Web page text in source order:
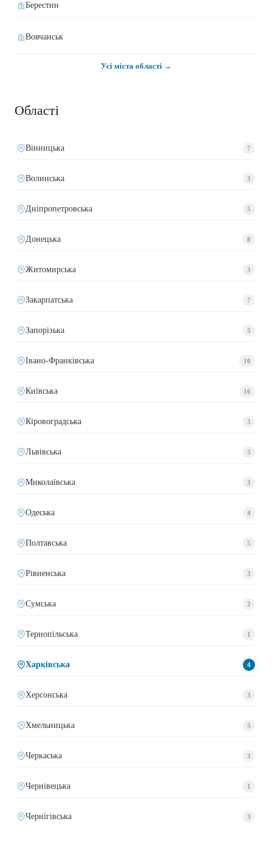
Берестин
Вовчанськ
Усі міста області →
Області
Вінницька 7
Волинська 3
Дніпропетровська 5
Донецька 8
Житомирська 3
Закарпатська 7
Запорізька 5
Івано-Франківська 10
Київська 16
Кіровоградська 3
Львівська 5
Миколаївська 3
Одеська 4
Полтавська 5
Рівненська 3
Сумська 2
Тернопільська 1
Харківська 4
Херсонська 3
Хмельницька 5
Черкаська 3
Чернівецька 1
Чернігівська 3